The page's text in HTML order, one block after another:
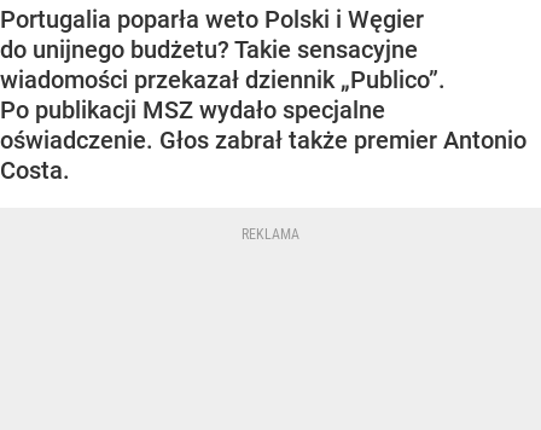
Portugalia poparła weto Polski i Węgier
do unijnego budżetu? Takie sensacyjne
wiadomości przekazał dziennik „Publico”.
Po publikacji MSZ wydało specjalne
oświadczenie. Głos zabrał także premier Antonio
Costa.